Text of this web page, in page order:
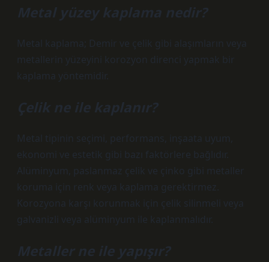
Metal yüzey kaplama nedir?
Metal kaplama; Demir ve çelik gibi alaşımların veya
metallerin yüzeyini korozyon direnci yapmak bir
kaplama yöntemidir.
Çelik ne ile kaplanır?
Metal tipinin seçimi, performans, inşaata uyum,
ekonomi ve estetik gibi bazı faktörlere bağlıdır.
Alüminyum, paslanmaz çelik ve çinko gibi metaller
koruma için renk veya kaplama gerektirmez.
Korozyona karşı korunmak için çelik silinmeli veya
galvanizli veya alüminyum ile kaplanmalıdır.
Metaller ne ile yapışır?